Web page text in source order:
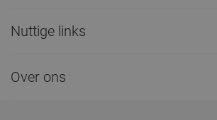
Nuttige links
Over ons